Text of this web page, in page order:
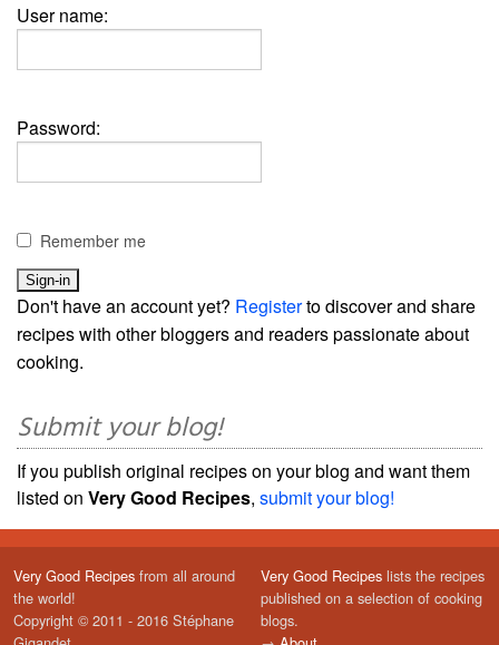
User name:
Password:
Remember me
Don't have an account yet? Registerto discover and share
recipes with other bloggers and readers passionate about
cooking.
Submit your blog!
If you publish original recipes on your blog and want them
listed on Very Good Recipes, submit your blog!
Very Good Recipes from all around
the world!
Copyright © 2011 - 2016 Stéphane
Very Good Recipes lists the recipes
published on a selection of cooking
blogs.